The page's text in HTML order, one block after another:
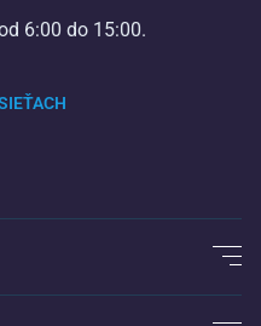
6:00 do 15:00.